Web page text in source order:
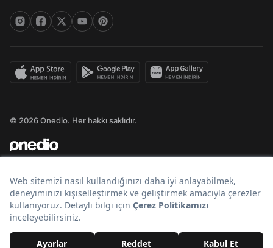
© 2026 Onedio. Her hakkı saklıdır.
Bir markasıdır.